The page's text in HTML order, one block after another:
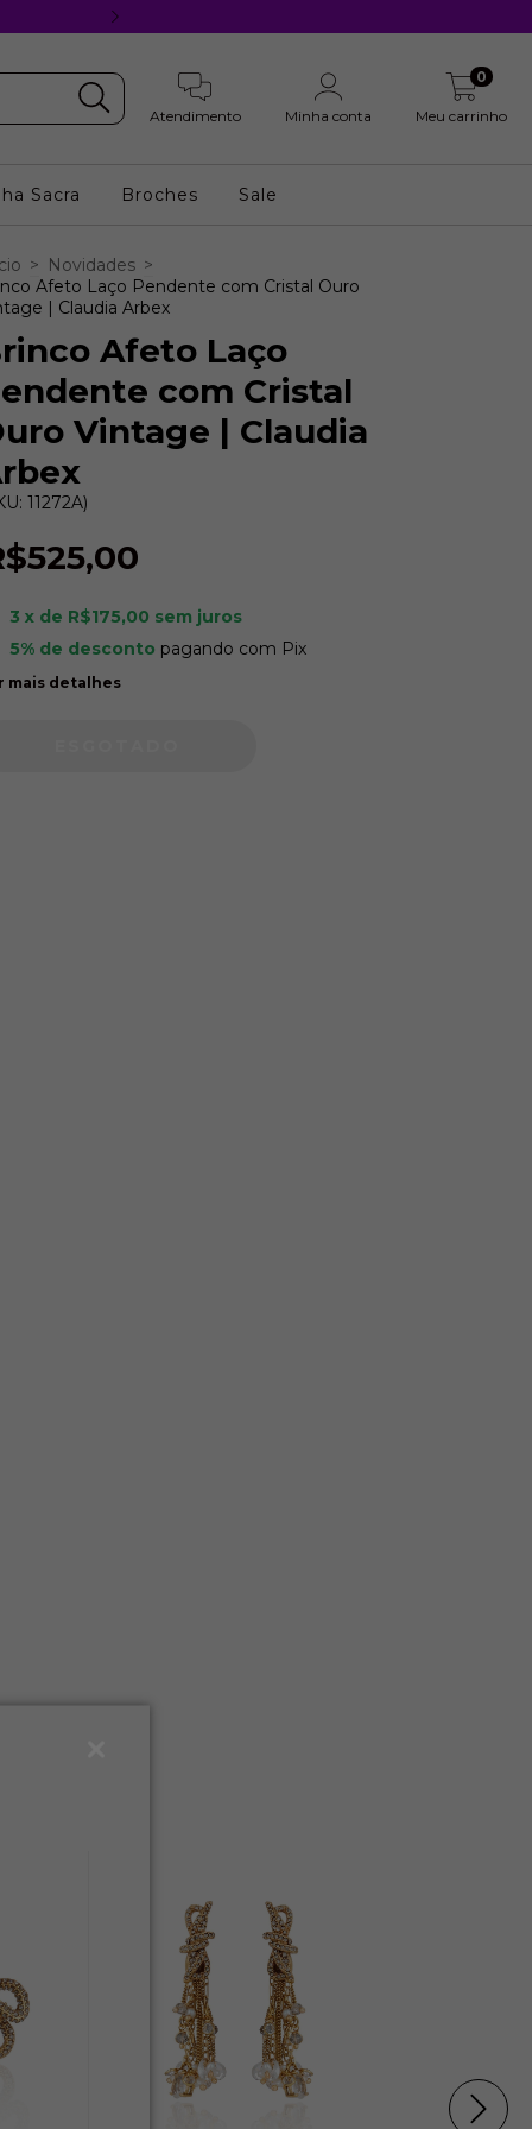
Atendimento Minha conta Meu carrinho
0
Sacra Broches Sale
> Novidades >
Afeto Laço Pendente com Cristal Ouro
| Claudia Arbex
Afeto Laço
com Cristal
Vintage | Claudia
11272A)
3 x de R$175,00 sem juros
5% de desconto pagando com Pix
mais detalhes